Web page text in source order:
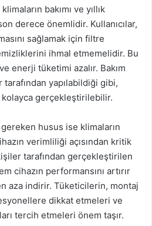
bakımı ve yıllık
derece önemlidir. Kullanıcılar,
sağlamak için filtre
ihmal etmemelidir. Bu
enerji tüketimi azalır. Bakım
yapılabildiği gibi,
kolayca gerçekleştirilebilir.
husus ise klimaların
verimliliği açısından kritik
tarafından gerçekleştirilen
cihazın performansını artırır
en aza indirir. Tüketicilerin, montaj
dikkat etmeleri ve
tercih etmeleri önem taşır.